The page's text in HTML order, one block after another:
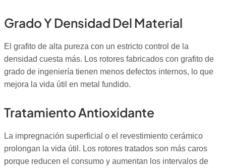
Grado Y Densidad Del Material
El grafito de alta pureza con un estricto control de la
densidad cuesta más. Los rotores fabricados con grafito de
grado de ingeniería tienen menos defectos internos, lo que
mejora la vida útil en metal fundido.
Tratamiento Antioxidante
La impregnación superficial o el revestimiento cerámico
prolongan la vida útil. Los rotores tratados son más caros
porque reducen el consumo y aumentan los intervalos de